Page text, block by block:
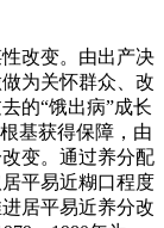
改变。由出产决
为关怀群众、改
的“饿出病”成长
基获得保障，由
变。通过养分配
平易近糊口程度
居平易近养分改